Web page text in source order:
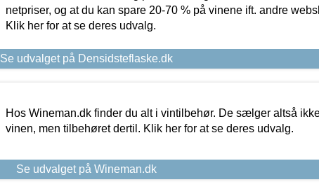
netpriser, og at du kan spare 20-70 % på vinene ift. andre
Klik her for at se deres udvalg.
Se udvalget på Densidsteflaske.dk
Hos Wineman.dk finder du alt i vintilbehør. De sælger altså
vinen, men tilbehøret dertil. Klik her for at se deres udvalg.
Se udvalget på Wineman.dk